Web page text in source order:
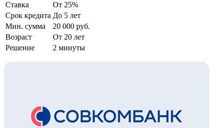
Ставка
От 25%
Срок кредита До 5 лет
Мин. сумма
20 000 руб.
Возраст
От 20 лет
Решение
2 минуты